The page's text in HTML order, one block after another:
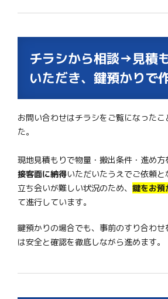
チラシから相談→見積
いただき、鍵預かりで
お問い合わせはチラシをご覧になった
た。
現地見積もりで物量・搬出条件・進め方
接客面に納得いただいたうえでご依頼
立ち会いが難しい状況のため、 鍵をお預
て進行しています。
鍵預かりの場合でも、事前のすり合わせ
は安全と確認を徹底しながら進めます。